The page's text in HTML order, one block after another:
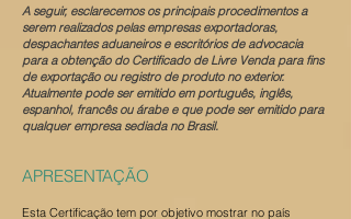
A seguir, esclarecemos os principais procedimentos a
serem realizados pelas empresas exportadoras,
despachantes aduaneiros e escritórios de advocacia
para a obtenção do Certificado de Livre Venda para fins
de exportação ou registro de produto no exterior.
Atualmente pode ser emitido em português, inglês,
espanhol, francês ou árabe e que pode ser emitido para
qualquer empresa sediada no Brasil.
APRESENTAÇÃO
Esta Certificação tem por objetivo mostrar no país